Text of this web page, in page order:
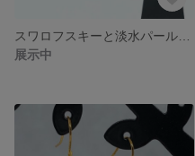
展示中